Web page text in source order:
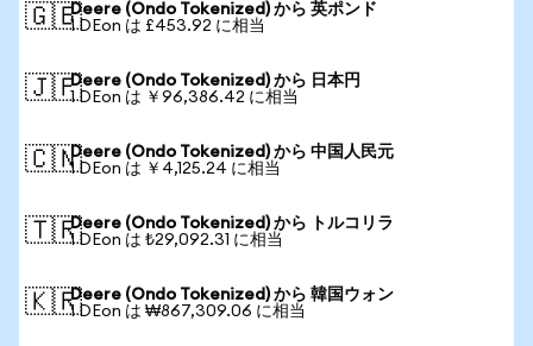
🇬🇧Deere (Ondo Tokenized) から 英ポンド
1 DEon は £453.92 に相当
🇯🇵Deere (Ondo Tokenized) から 日本円
1 DEon は ￥96,386.42 に相当
🇨🇳Deere (Ondo Tokenized) から 中国人民元
1 DEon は ￥4,125.24 に相当
🇹🇷Deere (Ondo Tokenized) から トルコリラ
1 DEon は ₺29,092.31 に相当
🇰🇷Deere (Ondo Tokenized) から 韓国ウォン
1 DEon は ₩867,309.06 に相当